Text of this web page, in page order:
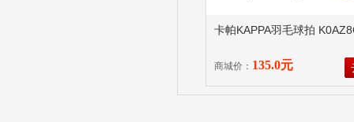
卡帕KAPPA羽毛球拍
商城价： 135.0元